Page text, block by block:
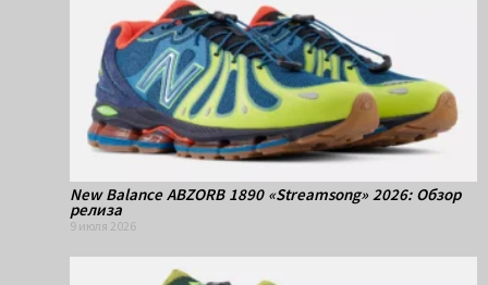
New Balance ABZORB 1890 «Streamsong» 2026: Обзор
релиза
9 июля 2026